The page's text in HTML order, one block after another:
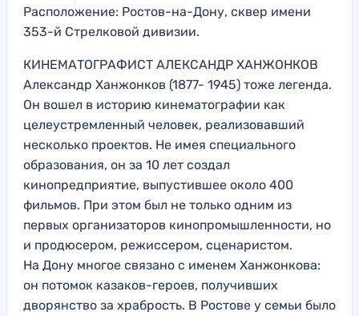
Расположение: Ростов-на-Дону, сквер имени
353-й Стрелковой дивизии.
КИНЕМАТОГРАФИСТ АЛЕКСАНДР ХАНЖОНКОВ
Александр Ханжонков (1877- 1945) тоже легенда.
Он вошел в историю кинематографии как
целеустремленный человек, реализовавший
несколько проектов. Не имея специального
образования, он за 10 лет создал
кинопредприятие, выпустившее около 400
фильмов. При этом был не только одним из
первых организаторов кинопромышленности, но
и продюсером, режиссером, сценаристом.
На Дону многое связано с именем Ханжонкова:
он потомок казаков-героев, получивших
дворянство за храбрость. В Ростове у семьи было